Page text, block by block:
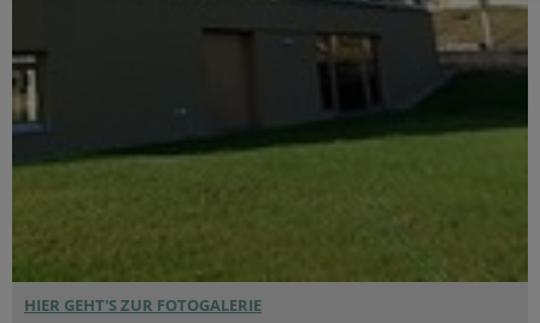
HIER GEHT'S ZUR FOTOGALERIE